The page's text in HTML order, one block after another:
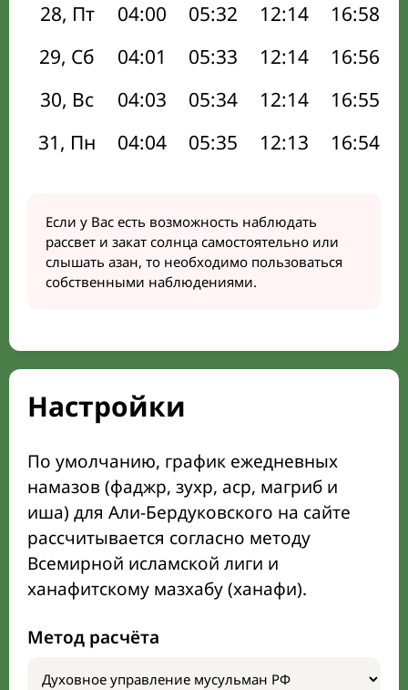
28, Пт
04:00 05:32 12:14 16:58
29, Сб
04:01 05:33 12:14 16:56
30, Вс
04:03 05:34 12:14 16:55
31, Пн
04:04 05:35 12:13 16:54
Если у Вас есть возможность наблюдать
рассвет и закат солнца самостоятельно или
слышать азан, то необходимо пользоваться
собственными наблюдениями.
Настройки
По умолчанию, график ежедневных
намазов (фаджр, зухр, аср, магриб и
иша) для Али-Бердуковского на сайте
рассчитывается согласно методу
Всемирной исламской лиги и
ханафитскому мазхабу (ханафи).
Метод расчёта